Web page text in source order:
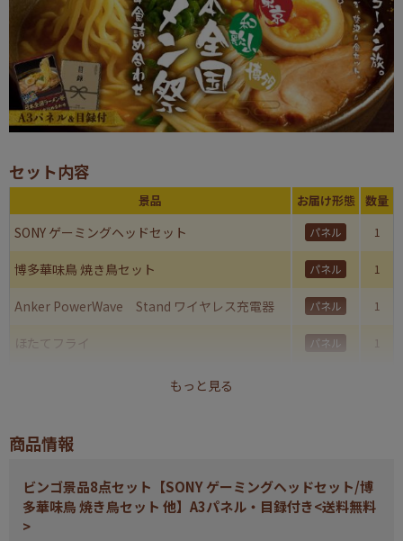
セット内容
景品 お届け形態 数量
SONY ゲーミングヘッドセット パネル 1
博多華味鳥 焼き鳥セット パネル 1
Anker PowerWave Stand ワイヤレス充電器 パネル 1
ほたてフライ パネル 1
真空二重 樽缶ジョッキ350ml用
井桁堂 ガトーセレクション パネル
合計
もっと見る
商品情報
ビンゴ景品8点セット【SONY ゲーミングヘッドセット/博
多華味鳥 焼き鳥セット 他】A3パネル・目録付き<送料無料
>